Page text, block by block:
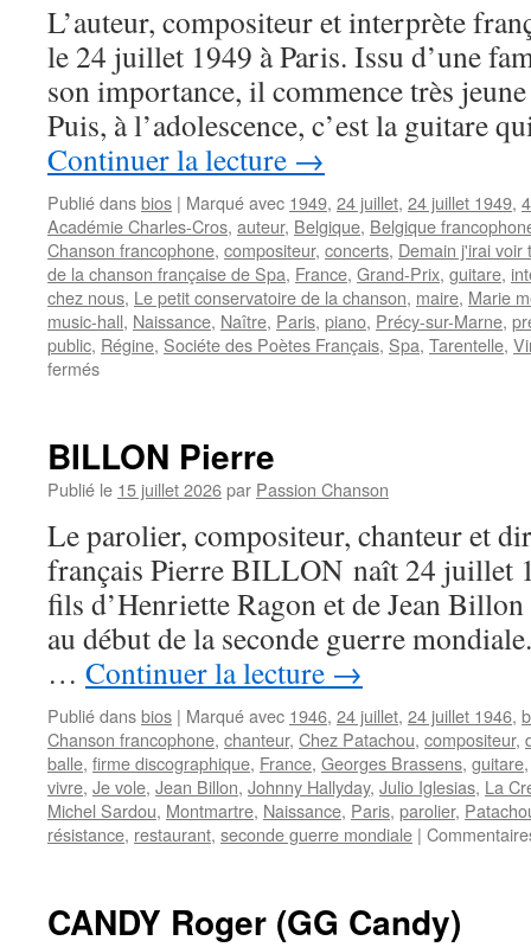
L’auteur, compositeur et interprète
le 24 juillet 1949 à Paris. Issu d’une
son importance, il commence très
Puis, à l’adolescence, c’est la guitare
Continuer la lecture →
Publié dansbios | Marqué avec 1949, 24 juillet, 24 juillet 1949,
Académie Charles-Cros, auteur, Belgique, Belgique
Chanson francophone, compositeur, concerts, Demain j'irai voir
de la chanson française de Spa, France, Grand-Prix, guitare,
chez nous, Le petit conservatoire de la chanson, maire, Marie
music-hall, Naissance, Naître, Paris, piano, Précy-sur-Marne,
public, Régine, Sociéte des Poètes Français, Spa, Tarentelle,
ferméssur
BILLON Pierre
Publié le 15 juillet 2026par Passion Chanson
Le parolier, compositeur, chanteur et
français Pierre BILLON naît 24 juillet
fils d’Henriette Ragon et de Jean
au début de la seconde guerre
… Continuer la lecture →
Publié dansbios | Marqué avec 1946, 24 juillet, 24 juillet 1946,
Chanson francophone, chanteur, Chez Patachou, compositeur,
balle, firme discographique, France, Georges Brassens, guitare
vivre, Je vole, Jean Billon, Johnny Hallyday, Julio Iglesias, La
Michel Sardou, Montmartre, Naissance, Paris, parolier,
résistance, restaurant, seconde guerre mondiale |
CANDY Roger (GG Candy)